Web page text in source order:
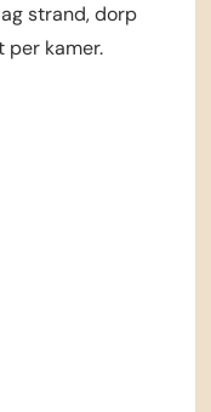
strand, dorp
per kamer.